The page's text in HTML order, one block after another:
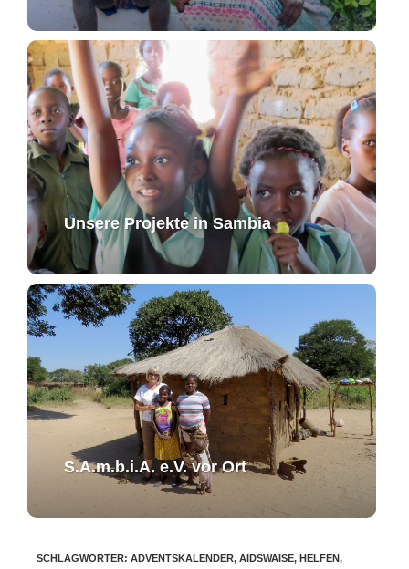
Unsere Projekte in Sambia
S.A.m.b.i.A. e.V. ​vor Ort​​
SCHLAGWÖRTER: ADVENTSKALENDER, AIDSWAISE, HELFEN,